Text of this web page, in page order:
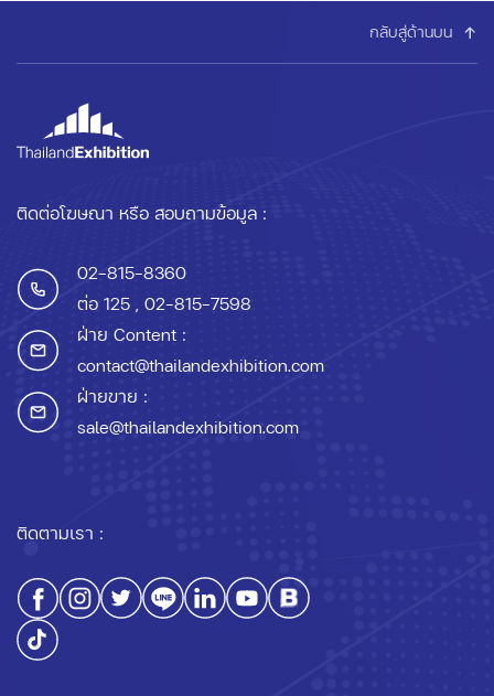
กลับสู่ด้านบน
ติดต่อโฆษณา หรือ สอบถามข้อมูล :
02-815-8360
ต่อ 125 , 02-815-7598
ฝ่าย Content :
contact@thailandexhibition.com
ฝ่ายขาย :
sale@thailandexhibition.com
ติดตามเรา :